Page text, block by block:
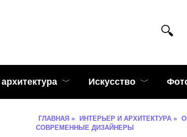
Искусство
ГЛАВНАЯ » ИНТЕРЬЕР И АРХИТЕКТУРА »
СОВРЕМЕННЫЕ ДИЗАЙНЕРЫ